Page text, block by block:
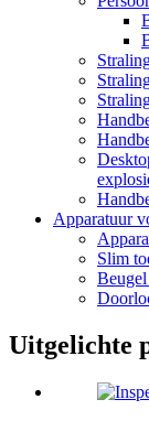
Apparatuur
Slim
Uitgelichte